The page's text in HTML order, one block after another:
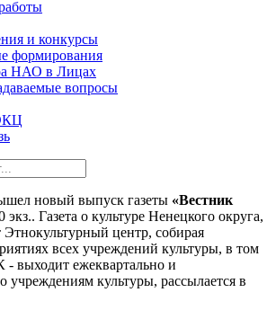
и конкурсы
формирования
НАО в Лицах
вопросы
новый выпуск газеты «Вестник
экз.. Газета о культуре Ненецкого округа,
центр, собирая
всех учреждений культуры, в том
- выходит ежеквартально и
учреждениям культуры, рассылается в